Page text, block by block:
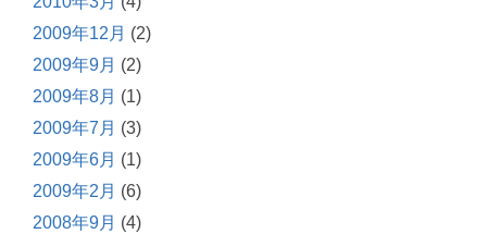
2009年12月 (2)
2009年9月 (2)
2009年8月 (1)
2009年7月 (3)
2009年6月 (1)
2009年2月 (6)
2008年9月 (4)